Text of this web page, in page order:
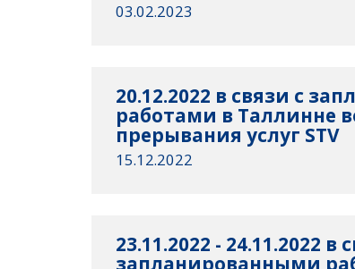
03.02.2023
20.12.2022 в связи с
работами в Таллинне
прерывания услуг STV
15.12.2022
23.11.2022 - 24.11.2022 в
запланированными